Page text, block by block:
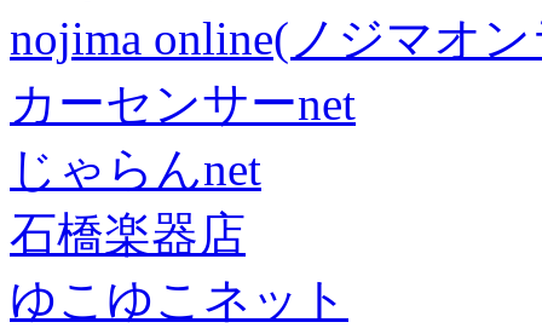
nojima online(ノジマオ
カーセンサーnet
じゃらんnet
石橋楽器店
ゆこゆこネット